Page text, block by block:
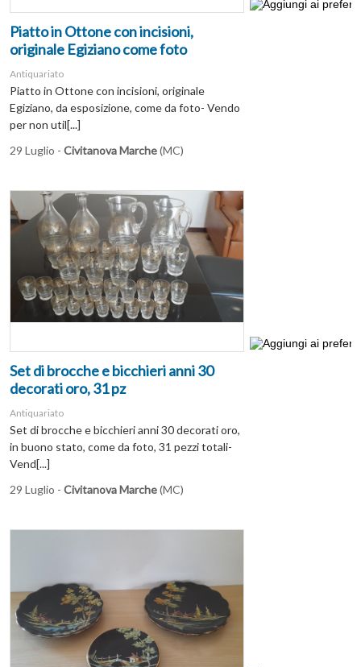
Piatto in Ottone con incisioni,
originale Egiziano come foto
Antiquariato
Piatto in Ottone con incisioni, originale
Egiziano, da esposizione, come da foto- Vendo
per non util[...]
29 Luglio - Civitanova Marche(MC)
Set di brocche e bicchieri anni 30
decorati oro, 31 pz
Antiquariato
Set di brocche e bicchieri anni 30 decorati oro,
in buono stato, come da foto, 31 pezzi totali-
Vend[...]
29 Luglio - Civitanova Marche(MC)